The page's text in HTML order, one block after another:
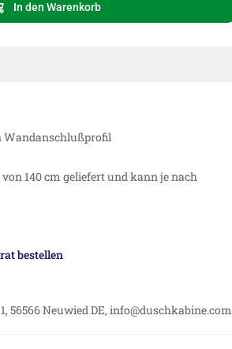
In den Warenkorb
Wandanschlußprofil
140 cm geliefert und kann je nach
bestellen
56566 Neuwied DE, info@duschkabine.com